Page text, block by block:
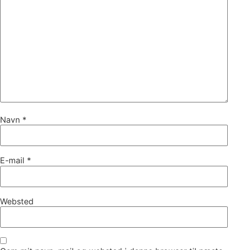
Navn *
E-mail *
Websted